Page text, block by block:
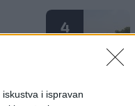
i ispravan
što
4